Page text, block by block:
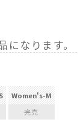
なります。
Women's-M
完売